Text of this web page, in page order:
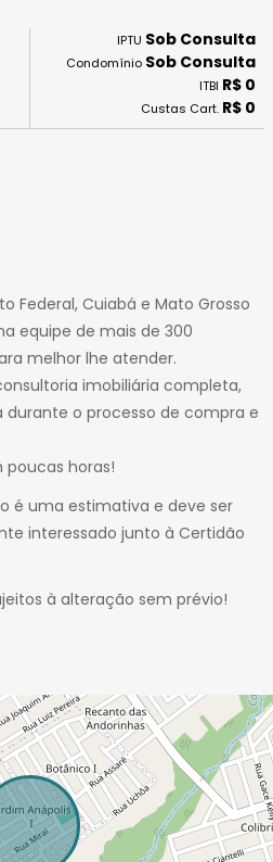
IPTU Sob Consulta
Condomínio Sob Consulta
ITBI R$ 0
Custas Cart. R$ 0
Federal, Cuiabá e Mato Grosso
equipe de mais de 300
melhor lhe atender.
imobiliária completa,
durante o processo de compra e
horas!
é uma estimativa e deve ser
interessado junto à Certidão
à alteração sem prévio!